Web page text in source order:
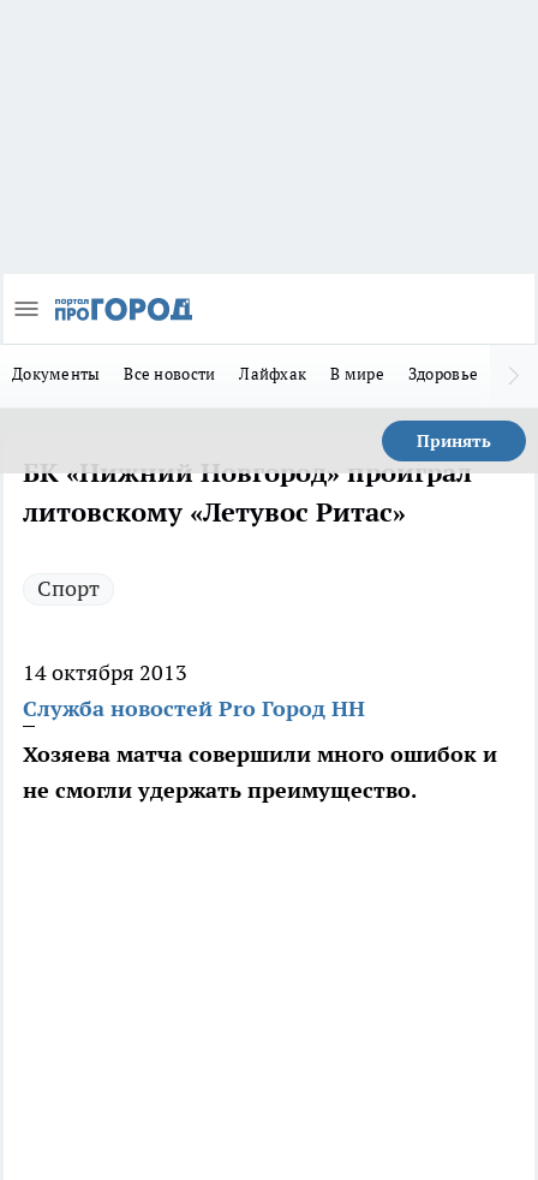
Документы Все новости Лайфхак В мире Здоровье
Принять
БК «Нижний Новгород» проиграл
литовскому «Летувос Ритас»
Спорт
14 октября 2013
Служба новостей Pro Город НН
Хозяева матча совершили много ошибок и
не смогли удержать преимущество.